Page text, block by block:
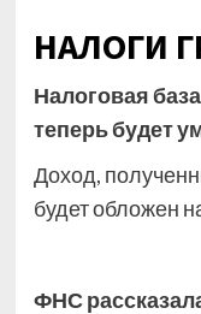
НАЛОГИ
Налоговая
теперь будет
Доход,
будет обложен
ФНС